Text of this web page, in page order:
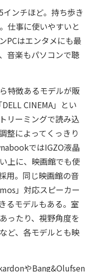
ンチほど。持ち歩き
仕事に使いやすいと
PCはエンタメにも最
音楽もパソコンで聴
特徴あるモデルが販
CINEMA」とい
リーミングで読み込
整によってくっきり
ではIGZO液晶
上に、映画館でも使
用。同じ映画館の音
」対応スピーカー
るモデルもある。室
ったり、視野角度を
ど、各モデルとも映
やBang&Olufsen